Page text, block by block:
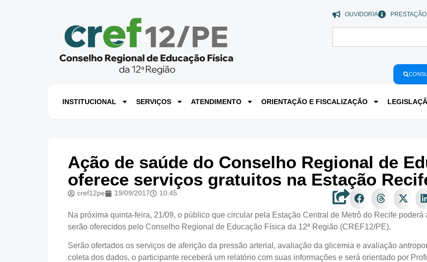
OUVIDORIA
INSTITUCIONAL SERVIÇOS ATENDIMENTO ORIENTAÇÃO E FISCALIZAÇÃO
Ação de saúde do Conselho Regional de
oferece serviços gratuitos na Estação
cref12pe 19/09/2017 10:45
Na próxima quinta-feira, 21/09, o público que circular pela Estação Central de Metrô do Recife
serão oferecidos pelo Conselho Regional de Educação Física da 12ª Região (CREF12/PE).
Serão ofertados os serviços de aferição da pressão arterial, avaliação da glicemia e avaliação
coleta dos dados, o participante receberá um relatório com suas informações e será orientado por